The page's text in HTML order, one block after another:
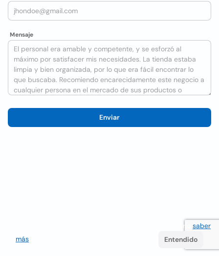
Mensaje
Enviar
Utilizamos cookies para mejorar la experiencia del usuario saber
más
Entendido